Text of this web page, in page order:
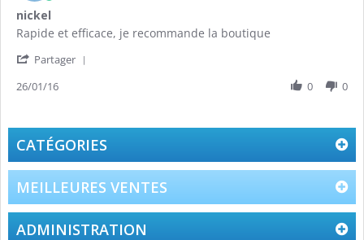
nickel
Review
olivier
on
2016
review
nickel
Rapide et efficace, je recommande la boutique
Partager
t.
on
26
Jan
2016
26/01/16 0 0
CATÉGORIES
MEILLEURES VENTES
ADMINISTRATION